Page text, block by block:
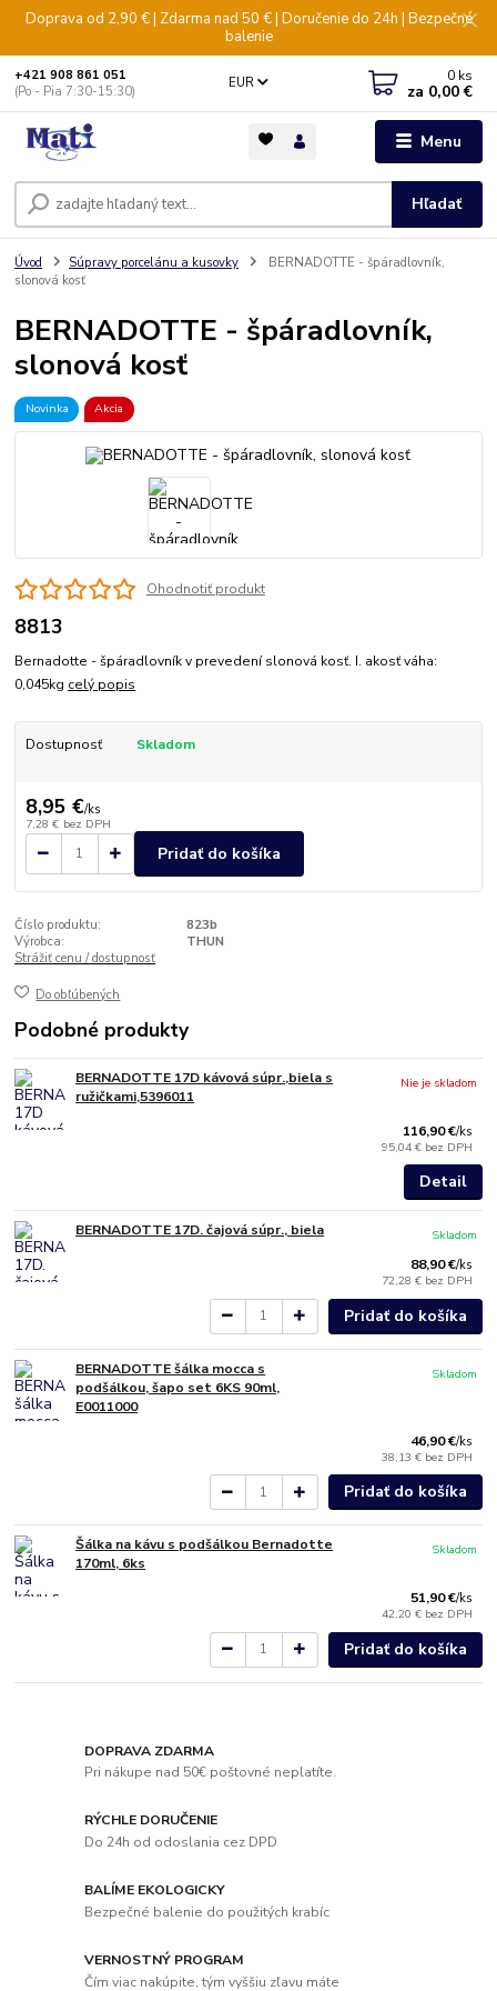
Doprava od 2,90 € | Zdarma nad 50 € | Doručenie do 24h | Bezpečné
balenie
Menu
EUR
Hľadať
+421 908 861 051
(Po - Pia 7:30-15:30)
0 ks
za 0,00 €
Úvod Súpravy porcelánu a kusovky
BERNADOTTE - špáradlovník,
slonová kosť
BERNADOTTE - špáradlovník,
slonová kosť
Novinka Akcia
Ohodnotiť produkt
8813
Bernadotte - špáradlovník v prevedení slonová kosť. I. akosť váha:
0,045kg celý popis
Dostupnosť Skladom
8,95 €/ks
7,28 € bez DPH
Pridať do košíka
Číslo produktu:
823b
Výrobca:
THUN
Strážiť cenu / dostupnosť
Do obľúbených
Podobné produkty
BERNADOTTE 17D kávová súpr.,biela s
ružičkami,5396011
116,90 €/ks
95,04 € bez DPH
Nie je skladom
Detail
BERNADOTTE 17D. čajová súpr., biela
88,90 €/ks
72,28 € bez DPH
Skladom
Pridať do košíka
BERNADOTTE šálka mocca s
podšálkou, šapo set 6KS 90ml,
E0011000
46,90 €/ks
38,13 € bez DPH
Skladom
Pridať do košíka
Šálka na kávu s podšálkou Bernadotte
170ml, 6ks
51,90 €/ks
42,20 € bez DPH
Skladom
Pridať do košíka
DOPRAVA ZDARMA
Pri nákupe nad 50€ poštovné neplatíte.
RÝCHLE DORUČENIE
Do 24h od odoslania cez DPD
BALÍME EKOLOGICKY
Bezpečné balenie do použitých krabíc
VERNOSTNÝ PROGRAM
Čím viac nakúpite, tým vyššiu zľavu máte